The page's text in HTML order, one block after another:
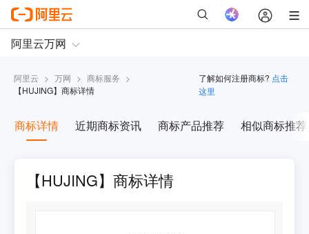
阿里云 > 万网 > 商标服务 >
【HUJING】商标详情
了解如何注册商标? 点击
这里
商标详情 近期商标资讯 商标产品推荐 相似商标推荐
【HUJING】商标详情